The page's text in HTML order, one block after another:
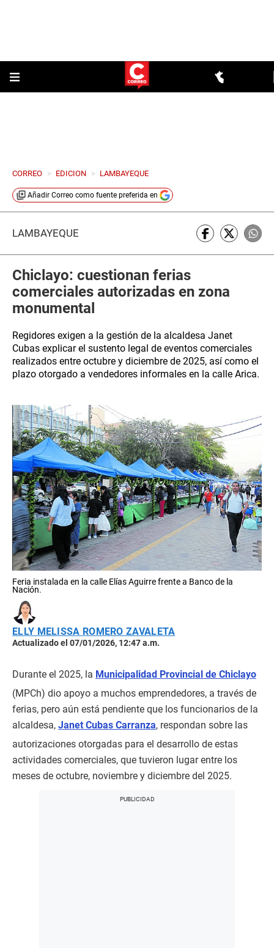
CORREO > EDICION > LAMBAYEQUE
Añadir Correo como fuente preferida en
LAMBAYEQUE
Chiclayo: cuestionan ferias
comerciales autorizadas en zona
monumental
Regidores exigen a la gestión de la alcaldesa Janet
Cubas explicar el sustento legal de eventos comerciales
realizados entre octubre y diciembre de 2025, así como el
plazo otorgado a vendedores informales en la calle Arica.
Feria instalada en la calle Elías Aguirre frente a Banco de la
Nación.
ELLY MELISSA ROMERO ZAVALETA
Actualizado el 07/01/2026, 12:47 a.m.
Durante el 2025, la Municipalidad Provincial de Chiclayo
(MPCh) dio apoyo a muchos emprendedores, a través de
ferias, pero aún está pendiente que los funcionarios de la
alcaldesa, Janet Cubas Carranza, respondan sobre las
autorizaciones otorgadas para el desarrollo de estas
actividades comerciales, que tuvieron lugar entre los
meses de octubre, noviembre y diciembre del 2025.